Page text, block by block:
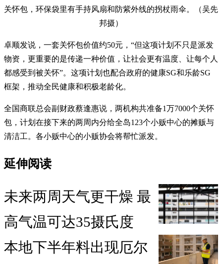
关怀包，环保袋里有手持风扇和防紫外线的拐杖雨伞。（吴先
邦摄）
卓顺发说，一套关怀包价值约50元，“但这项计划不只是派发
物资，更重要的是传递一种价值，让社会更有温度、让每个人
都感受到被关怀”。这项计划也配合政府的健康SG和乐龄SG
框架，推动全民健康和积极老龄化。
全国商联总会副财政蔡逢惠说，两机构共准备1万7000个关怀
包，计划在接下来的两周内分给全岛123个小贩中心的摊贩与
清洁工。各小贩中心的小贩协会将帮忙派发。
延伸阅读
未来两周天气更干燥 最
高气温可达35摄氏度
本地下半年料出现厄尔